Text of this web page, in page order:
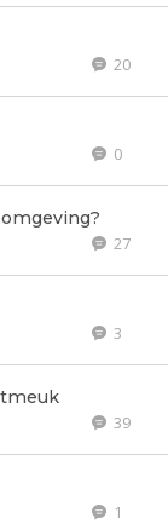
20
0
27
3
39
1